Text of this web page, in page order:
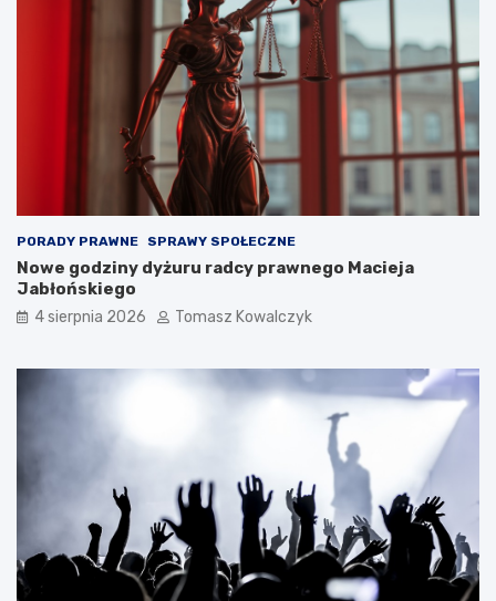
PORADY PRAWNE SPRAWY SPOŁECZNE
Nowe godziny dyżuru radcy prawnego Macieja
Jabłońskiego
4 sierpnia 2026 Tomasz Kowalczyk